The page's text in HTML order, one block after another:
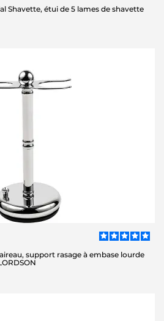
Shavette, étui de 5 lames de shavette
support rasage à embase lourde